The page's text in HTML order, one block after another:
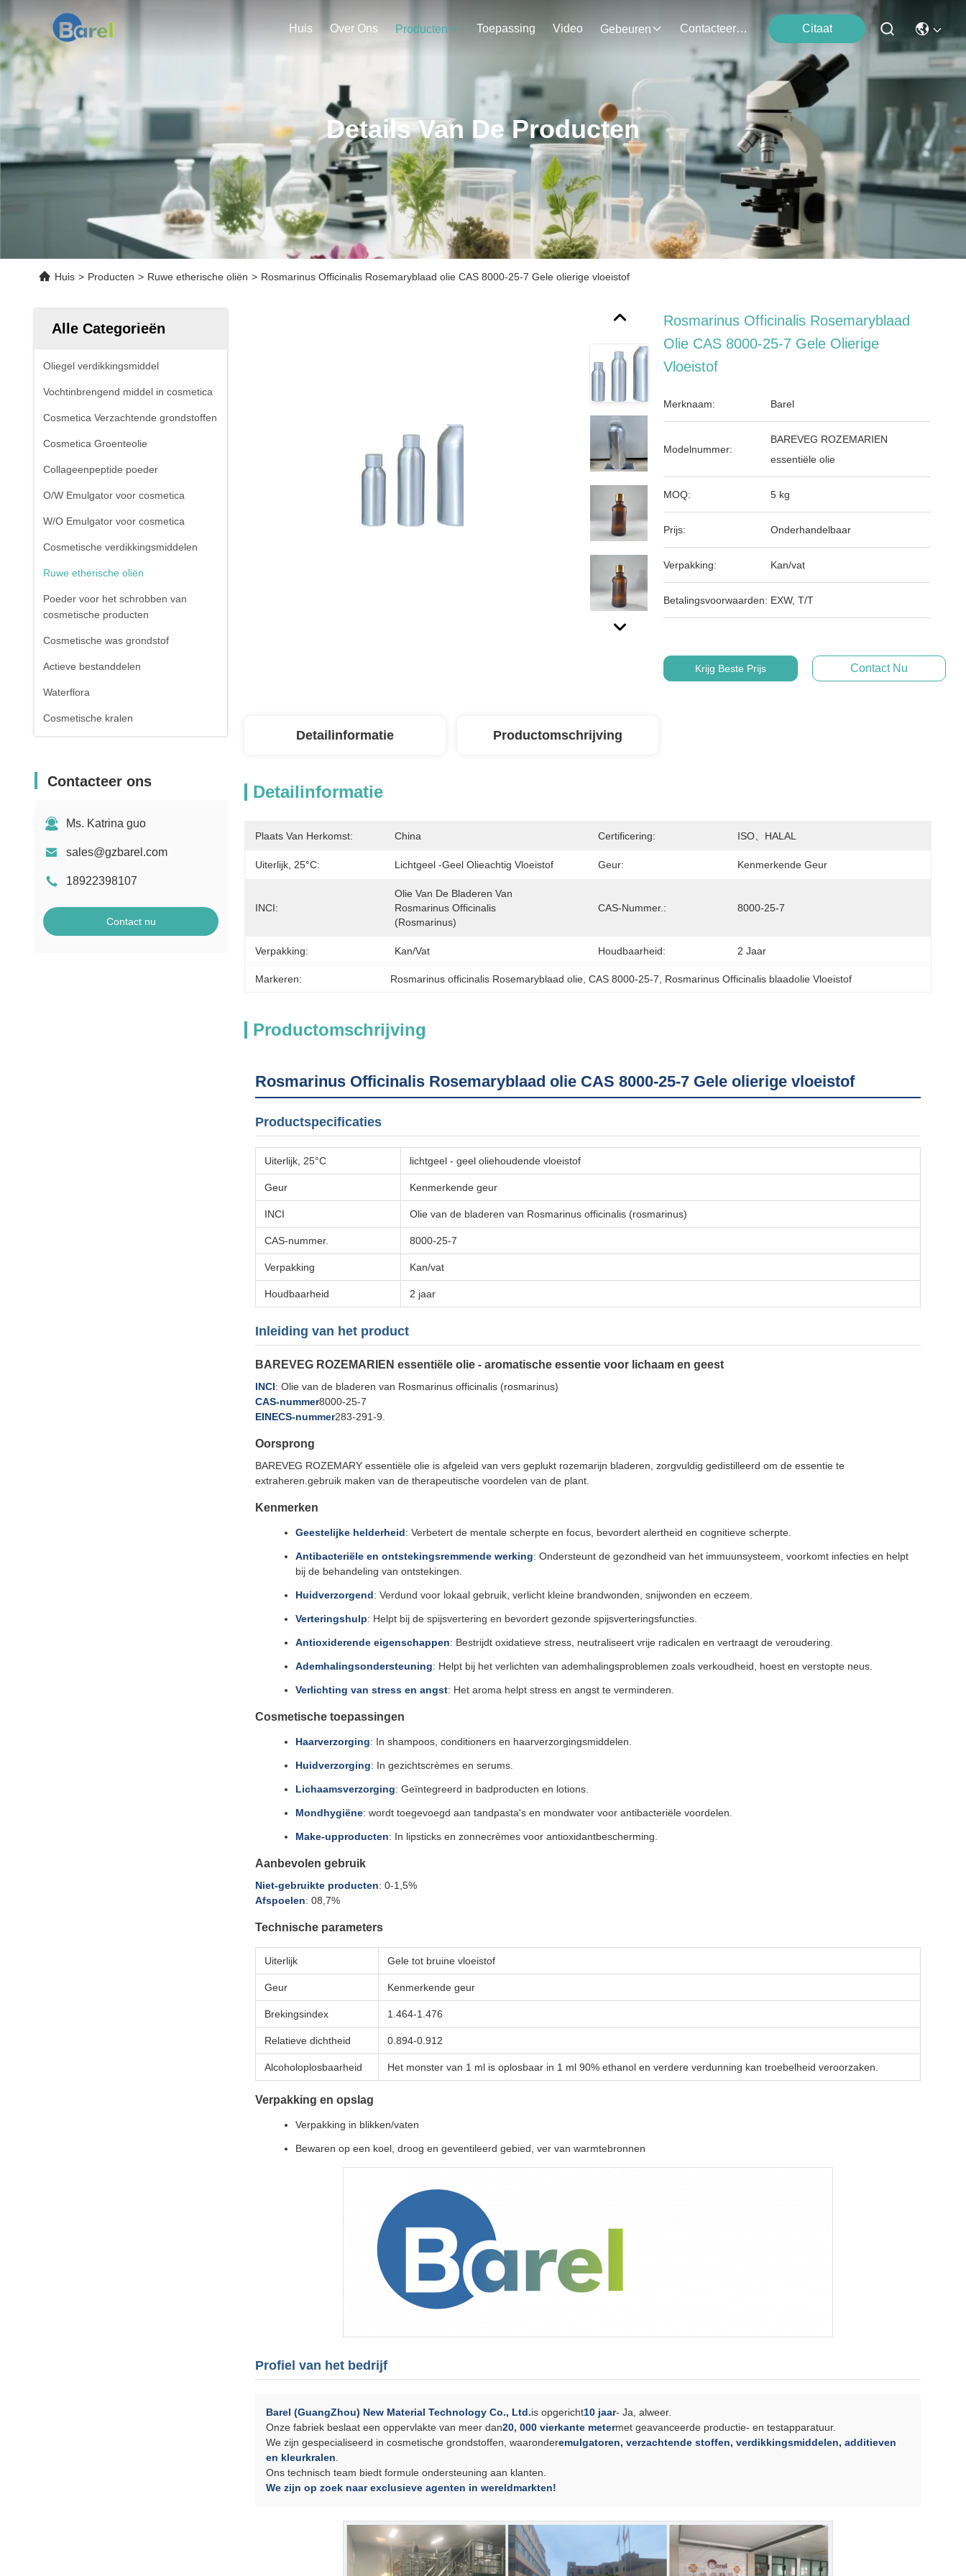
Huis Over Ons Producten Toepassing Video Gebeuren Contacteer Ons Citaat
Details Van De Producten
Huis > Producten > Ruwe etherische oliën > Rosmarinus Officinalis Rosemaryblaad olie CAS 8000-25-7 Gele olierige vloeistof
Alle Categorieën
Oliegel verdikkingsmiddel
Vochtinbrengend middel in cosmetica
Cosmetica Verzachtende grondstoffen
Cosmetica Groenteolie
Collageenpeptide poeder
O/W Emulgator voor cosmetica
W/O Emulgator voor cosmetica
Cosmetische verdikkingsmiddelen
Ruwe etherische oliën
Poeder voor het schrobben van
cosmetische producten
Cosmetische was grondstof
Actieve bestanddelen
Waterflora
Cosmetische kralen
Contacteer ons
Ms. Katrina guo
sales@gzbarel.com
18922398107
Contact nu
Rosmarinus Officinalis Rosemaryblaad
Olie CAS 8000-25-7 Gele Olierige
Vloeistof
Merknaam: Barel
Modelnummer:
BAREVEG ROZEMARIEN
essentiële olie
MOQ: 5 kg
Prijs: Onderhandelbaar
Verpakking: Kan/vat
Betalingsvoorwaarden: EXW, T/T
Krijg Beste Prijs Contact Nu
Detailinformatie Productomschrijving
Detailinformatie
Plaats Van Herkomst: China Certificering: ISO、HALAL
Uiterlijk, 25°C: Lichtgeel -geel Olieachtig Vloeistof Geur: Kenmerkende Geur
INCI:
Olie Van De Bladeren Van
Rosmarinus Officinalis
(rosmarinus)
CAS-Nummer.: 8000-25-7
Verpakking: Kan/vat Houdbaarheid: 2 Jaar
Markeren: Rosmarinus officinalis Rosemaryblaad olie , CAS 8000-25-7 Rosmarinus Officinalis blaadolie Vloeistof
Productomschrijving
Rosmarinus Officinalis Rosemaryblaad olie CAS 8000-25-7 Gele olierige vloeistof
Productspecificaties
Uiterlijk, 25°C lichtgeel - geel oliehoudende vloeistof
Geur Kenmerkende geur
INCI Olie van de bladeren van Rosmarinus officinalis (rosmarinus)
CAS-nummer. 8000-25-7
Verpakking Kan/vat
Houdbaarheid 2 jaar
Inleiding van het product
BAREVEG ROZEMARIEN essentiële olie - aromatische essentie voor lichaam en geest
INCI: Olie van de bladeren van Rosmarinus officinalis (rosmarinus)
CAS-nummer8000-25-7
EINECS-nummer283-291-9.
Oorsprong
BAREVEG ROZEMARY essentiële olie is afgeleid van vers geplukt rozemarijn bladeren, zorgvuldig gedistilleerd om de essentie te
extraheren.gebruik maken van de therapeutische voordelen van de plant.
Kenmerken
Geestelijke helderheid: Verbetert de mentale scherpte en focus, bevordert alertheid en cognitieve scherpte.
Antibacteriële en ontstekingsremmende werking: Ondersteunt de gezondheid van het immuunsysteem, voorkomt infecties en helpt
bij de behandeling van ontstekingen.
Huidverzorgend: Verdund voor lokaal gebruik, verlicht kleine brandwonden, snijwonden en eczeem.
Verteringshulp: Helpt bij de spijsvertering en bevordert gezonde spijsverteringsfuncties.
Antioxiderende eigenschappen: Bestrijdt oxidatieve stress, neutraliseert vrije radicalen en vertraagt de veroudering.
Ademhalingsondersteuning: Helpt bij het verlichten van ademhalingsproblemen zoals verkoudheid, hoest en verstopte neus.
Verlichting van stress en angst: Het aroma helpt stress en angst te verminderen.
Cosmetische toepassingen
Haarverzorging: In shampoos, conditioners en haarverzorgingsmiddelen.
Huidverzorging: In gezichtscrèmes en serums.
Lichaamsverzorging: Geïntegreerd in badproducten en lotions.
Mondhygiëne: wordt toegevoegd aan tandpasta's en mondwater voor antibacteriële voordelen.
Make-upproducten: In lipsticks en zonnecrèmes voor antioxidantbescherming.
Aanbevolen gebruik
Niet-gebruikte producten: 0-1,5%
Afspoelen: 0­8,7%
Technische parameters
Uiterlijk Gele tot bruine vloeistof
Geur Kenmerkende geur
Brekingsindex 1.464-1.476
Relatieve dichtheid 0.894-0.912
Alcoholoplosbaarheid Het monster van 1 ml is oplosbaar in 1 ml 90% ethanol en verdere verdunning kan troebelheid veroorzaken.
Verpakking en opslag
Verpakking in blikken/vaten
Bewaren op een koel, droog en geventileerd gebied, ver van warmtebronnen
Profiel van het bedrijf
Barel (GuangZhou) New Material Technology Co., Ltd.is opgericht10 jaar- Ja, alweer.
Onze fabriek beslaat een oppervlakte van meer dan20, 000 vierkante metermet geavanceerde productie- en testapparatuur.
We zijn gespecialiseerd in cosmetische grondstoffen, waaronderemulgatoren, verzachtende stoffen, verdikkingsmiddelen, additieven
en kleurkralen
Ons technisch team biedt formule ondersteuning aan klanten.
We zijn op zoek naar exclusieve agenten in wereldmarkten!